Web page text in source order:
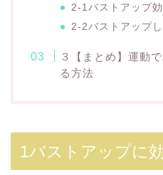
2-1バストアップ
2-2バストアップ
３【まとめ】運動
る方法
1バストアップに